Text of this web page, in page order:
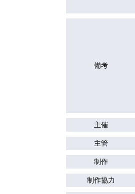
備考
主催
主管
制作
制作協力